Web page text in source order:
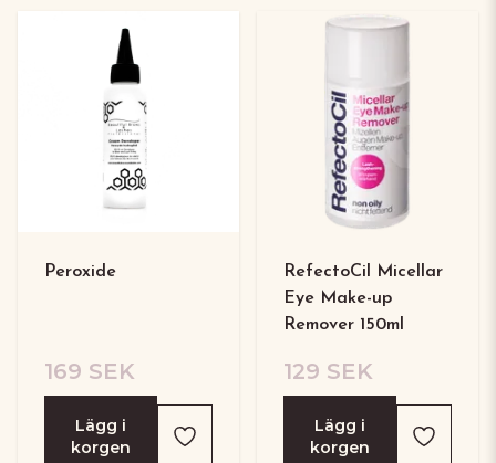
Peroxide
169 SEK
Lägg i
korgen
RefectoCil Micellar
Eye Make-up
Remover 150ml
129 SEK
Lägg i
korgen